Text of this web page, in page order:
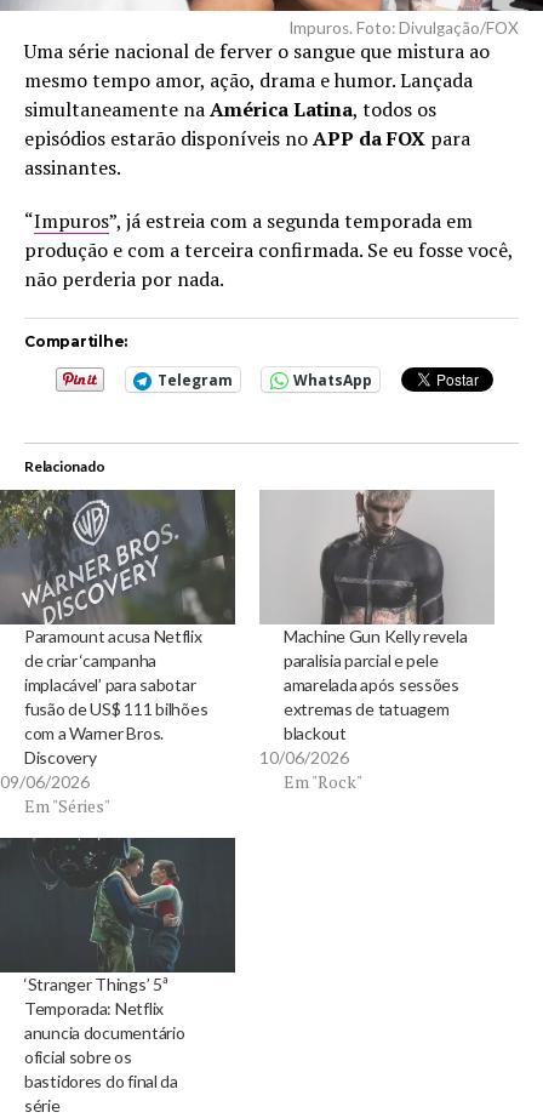
Impuros. Foto: Divulgação/FOX
Uma série nacional de ferver o sangue que mistura ao
mesmo tempo amor, ação, drama e humor. Lançada
simultaneamente naAmérica Latina, todos os
episódios estarão disponíveis noAPP da FOX para
assinantes.
“Impuros”, já estreia com a segunda temporada em
produção e com a terceira confirmada. Se eu fosse você,
não perderia por nada.
Compartilhe:
Telegram WhatsApp
Relacionado
Paramount acusa Netflix
de criar ‘campanha
implacável’ para sabotar
fusão de US$ 111 bilhões
com a Warner Bros.
Discovery
09/06/2026
Em "Séries"
Machine Gun Kelly revela
paralisia parcial e pele
amarelada após sessões
extremas de tatuagem
blackout
10/06/2026
Em "Rock"
‘Stranger Things’ 5ª
Temporada: Netflix
anuncia documentário
oficial sobre os
bastidores do final da
série